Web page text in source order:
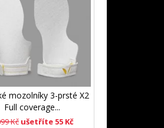
mozolníky 3-prsté X2
Full coverage...
Kč ušetříte 55 Kč